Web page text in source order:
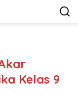
Kelas 9